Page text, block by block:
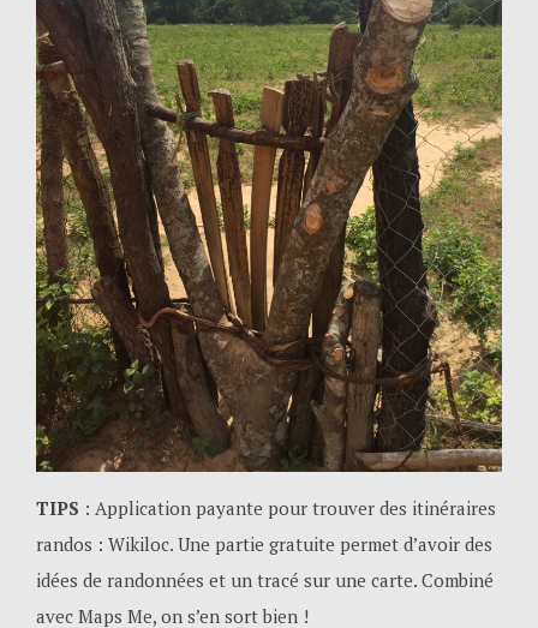
TIPS : Application payante pour trouver des itinéraires
randos : Wikiloc. Une partie gratuite permet d’avoir des
idées de randonnées et un tracé sur une carte. Combiné
avec Maps Me, on s’en sort bien !